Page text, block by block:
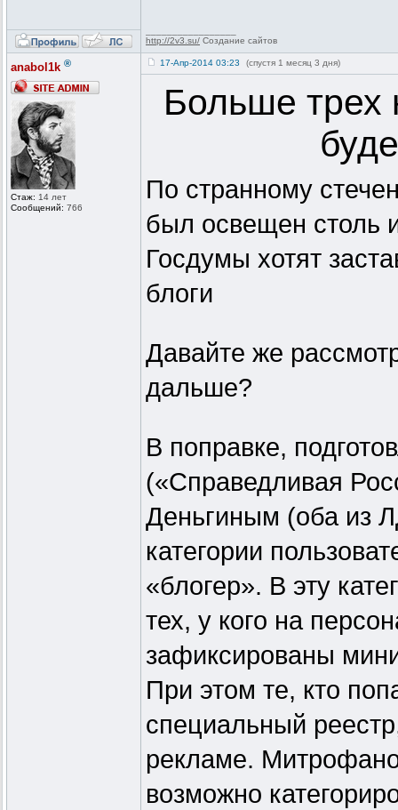
http://2v3.su/ Создание сайтов
anabol1k ®
Стаж: 14 лет
Сообщений: 766
17-Апр-2014 03:23 (спустя 1 месяц 3 дня)
Больше трех
По странному
был освещен столь
Госдумы хотят
блоги
Давайте же
дальше?
В поправке,
(«Справедливая
Деньгиным (оба из
категории
«блогер». В эту
тех, у кого на
зафиксированы
При этом те, кто
специальный
рекламе.
возможно